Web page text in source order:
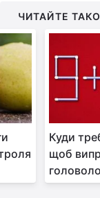
ЧИТАЙТЕ
Куди
щоб